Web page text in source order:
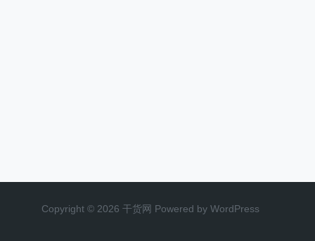
Copyright © 2026 干货网 Powered by WordPress